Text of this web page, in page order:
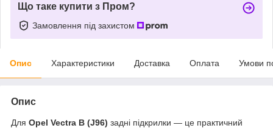
Що таке купити з Пром?
Замовлення під захистом
Опис Характеристики Доставка Оплата Умови
Опис
Для Opel Vectra B (J96) задні підкрилки — це практичний